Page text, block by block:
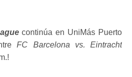
continúa en UniMás Puerto
FC Barcelona vs. Eintracht